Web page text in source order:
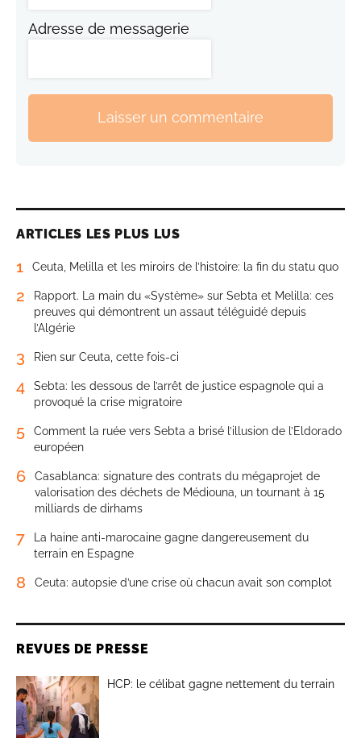
Adresse de messagerie
Laisser un commentaire
ARTICLES LES PLUS LUS
1 Ceuta, Melilla et les miroirs de l’histoire: la fin du statu quo
2
Rapport. La main du «Système» sur Sebta et Melilla: ces
preuves qui démontrent un assaut téléguidé depuis
l’Algérie
3 Rien sur Ceuta, cette fois-ci
4
Sebta: les dessous de l’arrêt de justice espagnole qui a
provoqué la crise migratoire
5
Comment la ruée vers Sebta a brisé l’illusion de l’Eldorado
européen
6
Casablanca: signature des contrats du mégaprojet de
valorisation des déchets de Médiouna, un tournant à 15
milliards de dirhams
7
La haine anti-marocaine gagne dangereusement du
terrain en Espagne
8 Ceuta: autopsie d’une crise où chacun avait son complot
REVUES DE PRESSE
HCP: le célibat gagne nettement du terrain